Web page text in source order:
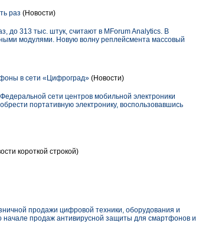
раз (Новости)
до 313 тыс. штук, считают в MForum Analytics. В
модулями. Новую волну ре­плейсмента массовый
в сети «Цифроград» (Новости)
сети центров мобильной электроники
портативную электронику, воспользовавшись
короткой строкой)
продажи цифровой техники, оборудования и
начале продаж антивирусной защиты для смартфонов и